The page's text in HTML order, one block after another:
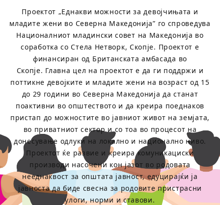
Проектот „Еднакви можности за девојчињата и
младите жени во Северна Македонија” го спроведува
Националниот младински совет на Македонија во
соработка со Стела Нетворк, Скопје. Проектот е
финансиран од Британската амбасада во
Скопје. Главна цел на проектот е да ги поддржи и
поттикне девојките и младите жени на возраст од 15
до 29 години во Северна Македонија да станат
поактивни во општеството и да креира поеднаков
пристап до можностите во јавниот живот на земјата,
во приватниот сектор и со тоа во процесот на
донесување одлуки на локално и национално ниво.
Проектот ќе развие и креира комуникациски
производи насочени кон јазот во родовата
нееднаквост за општата јавност, едуцирајќи ја
јавноста да биде свесна за родовите пристрасни
улоги, норми и ставови.